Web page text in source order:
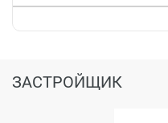
ЗАСТРОЙЩИК